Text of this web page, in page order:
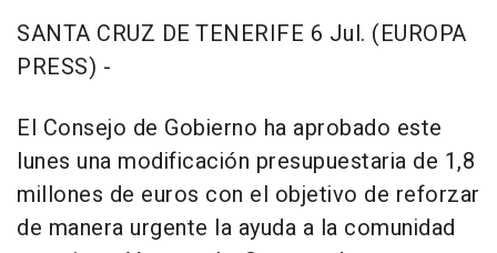
SANTA CRUZ DE TENERIFE 6 Jul. (EUROPA
PRESS) -
El Consejo de Gobierno ha aprobado este
lunes una modificación presupuestaria de 1,8
millones de euros con el objetivo de reforzar
de manera urgente la ayuda a la comunidad